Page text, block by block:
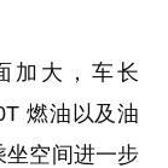
加大，车长
燃油以及油
坐空间进一步